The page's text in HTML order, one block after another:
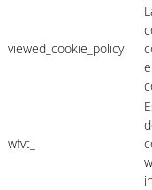
viewed_cookie_policy
wfvt_